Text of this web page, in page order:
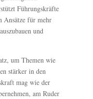
Führungskräfte
Ansätze für mehr
und
um Themen wie
stärker in den
mag wie der
am Ruder